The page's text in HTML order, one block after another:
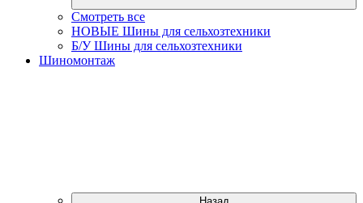
Смотреть все
НОВЫЕ Шины для сельхозтехники
Б/У Шины для сельхозтехники
Шиномонтаж